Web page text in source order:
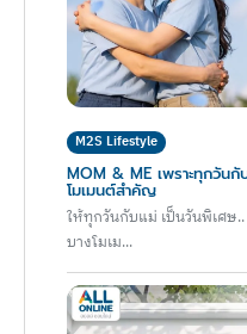
M2S Lifestyle
MOM & ME เพราะทุกวัน
โมเมนต์สำคัญ
ให้ทุกวันกับแม่ เป็นวันพิเศษ
บางโมเม...